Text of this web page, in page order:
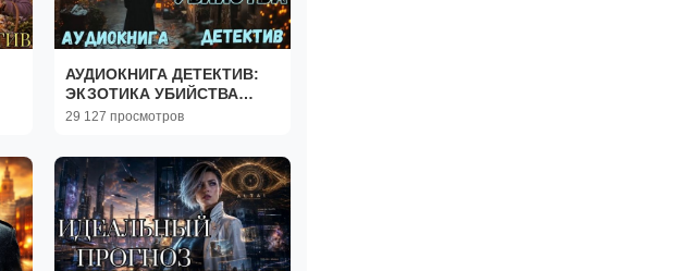
АУДИОКНИГА ДЕТЕКТИВ:
ЭКЗОТИКА УБИЙСТВА
СЛУШАТЬ
29 127 просмотров